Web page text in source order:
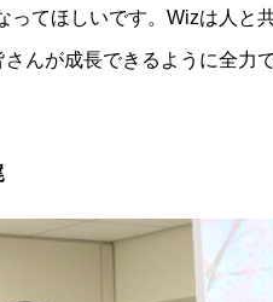
ってほしいです。Wizは人と
んが成長できるように全力